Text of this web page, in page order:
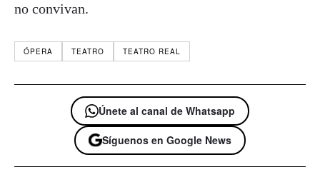
no convivan.
ÓPERA TEATRO TEATRO REAL
Únete al canal de Whatsapp
Síguenos en Google News